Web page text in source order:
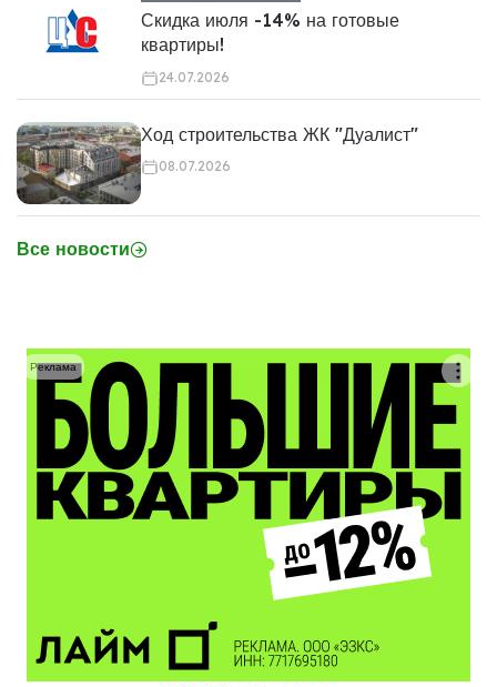
Скидка июля -14% на готовые
квартиры!
24.07.2026
Ход строительства ЖК "Дуалист"
08.07.2026
Все новости
Реклама